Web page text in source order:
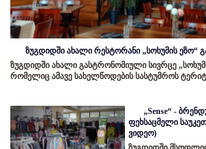
ზუგდიდში ახალი რესტორანი „სოხუმის ეზო“
ზუგდიდში ახალი გასტრონომიული სივრცე
რომელიც ამავე სახელწოდების სასტუმროს
„Sense“ -
ფეხსაცმელი
ვიდეო)